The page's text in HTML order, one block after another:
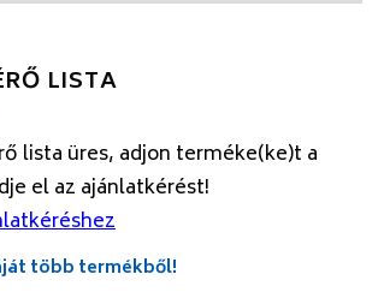
LISTA
lista üres, adjon terméke(ke)t a
el az ajánlatkérést!
több termékből!